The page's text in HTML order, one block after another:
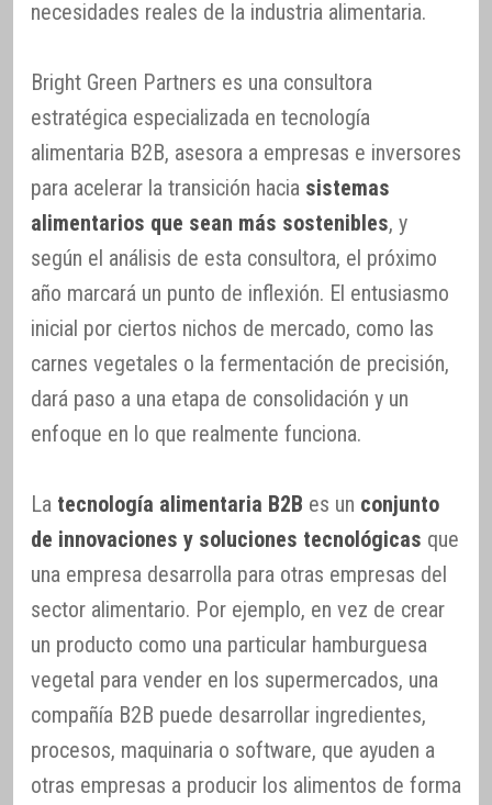
necesidades reales de la industria alimentaria.
Bright Green Partners es una consultora
estratégica especializada en tecnología
alimentaria B2B, asesora a empresas e inversores
para acelerar la transición hacia sistemas
alimentarios que sean más sostenibles, y
según el análisis de esta consultora, el próximo
año marcará un punto de inflexión. El entusiasmo
inicial por ciertos nichos de mercado, como las
carnes vegetales o la fermentación de precisión,
dará paso a una etapa de consolidación y un
enfoque en lo que realmente funciona.
La tecnología alimentaria B2B es un conjunto
de innovaciones y soluciones tecnológicas que
una empresa desarrolla para otras empresas del
sector alimentario. Por ejemplo, en vez de crear
un producto como una particular hamburguesa
vegetal para vender en los supermercados, una
compañía B2B puede desarrollar ingredientes,
procesos, maquinaria o software, que ayuden a
otras empresas a producir los alimentos de forma